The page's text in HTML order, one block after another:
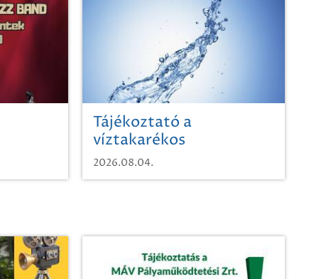
Tájékoztató a
víztakarékos
vízhasználatról
2026.08.04.